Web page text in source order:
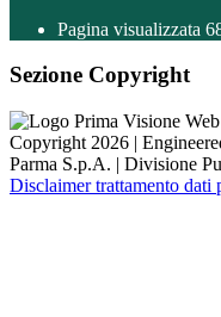
Pagina visualizzata
Sezione Copyright
Copyright 2026 |
Parma S.p.A. | Divisione
Disclaimer trattamento dati